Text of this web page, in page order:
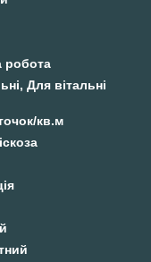
робота
Для вітальні
кв.м